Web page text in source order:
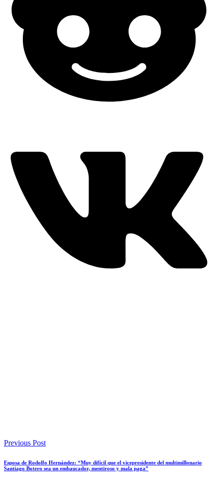
Previous Post
Esposa de Rodolfo Hernández: “Muy difícil que el vicepresidente del multimillonario
Santiago Botero sea un embaucador, mentiroso y mala paga”